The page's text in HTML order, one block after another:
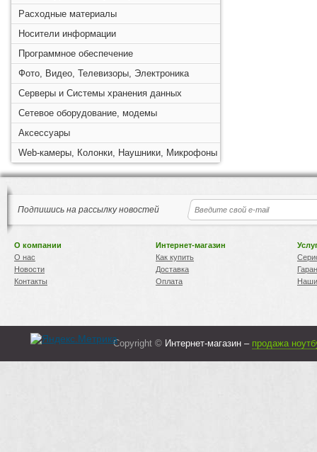
Расходные материалы
Носители информации
Программное обеспечение
Фото, Видео, Телевизоры, Электроника
Серверы и Системы хранения данных
Сетевое оборудование, модемы
Аксессуары
Web-камеры, Колонки, Наушники, Микрофоны
Подпишись на рассылку новостей
О компании
О нас
Новости
Контакты
Интернет-магазин
Как купить
Доставка
Оплата
Copyright © Интернет-магазин – продажа